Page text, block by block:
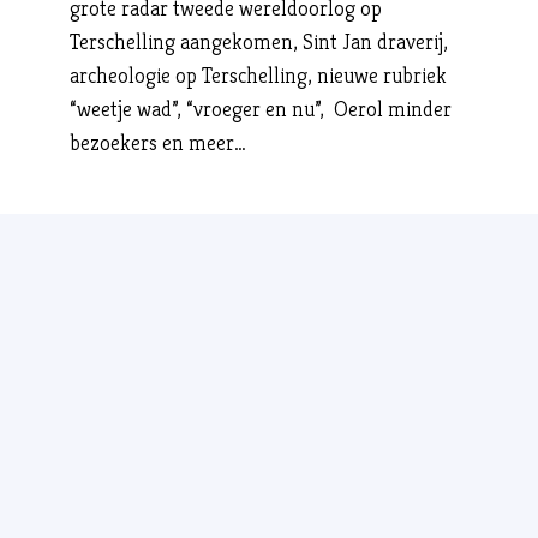
grote radar tweede wereldoorlog op
Terschelling aangekomen, Sint Jan draverij,
archeologie op Terschelling, nieuwe rubriek
“weetje wad”, “vroeger en nu”, Oerol minder
bezoekers en meer…